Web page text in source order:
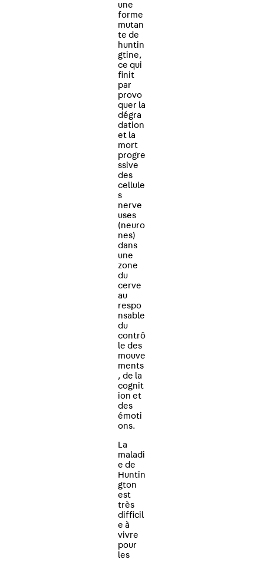
une
forme
mutan
te de
huntin
gtine,
ce qui
finit
par
provo
quer la
dégra
dation
et la
mort
progre
ssive
des
cellule
s
nerve
uses
(neuro
nes)
dans
une
zone
du
cerve
au
respo
nsable
du
contrô
le des
mouve
ments
, de la
cognit
ion et
des
émoti
ons.
La
maladi
e de
Huntin
gton
est
très
difficil
e à
vivre
pour
les